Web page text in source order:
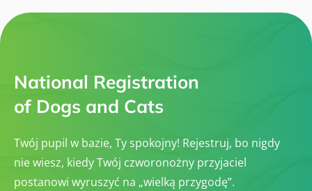
National Registration
of Dogs and Cats
Twój pupil w bazie, Ty spokojny! Rejestruj, bo nigdy
nie wiesz, kiedy Twój czworonożny przyjaciel
postanowi wyruszyć na „wielką przygodę”.